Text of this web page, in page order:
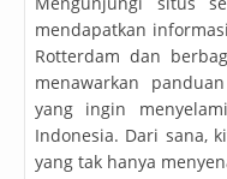
mendapatkan
Rotterdam dan
menawarkan
yang ingin
Indonesia. Dari sana,
yang tak hanya